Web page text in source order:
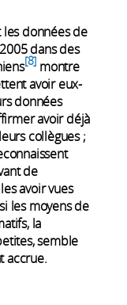
les données de
dans des
8 montre
avoir eux-
données
avoir déjà
collègues ;
de
avoir vues
les moyens de
la
semble
accrue.